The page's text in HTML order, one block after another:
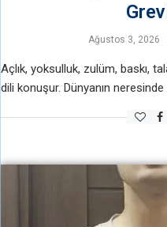
Ağustos 3, 2026
Açlık, yoksulluk, zulüm, baskı,
dili konuşur. Dünyanın